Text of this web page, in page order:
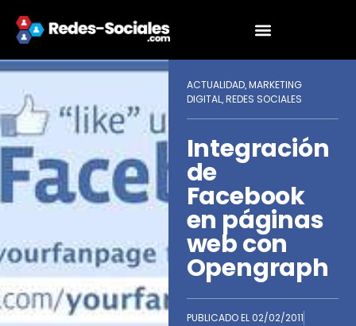
ACTUALIDAD, MARKETING
DIGITAL REDES SOCIALES
Integración
de
Facebook
en páginas
web con
Opengraph
PUBLICADO EL 02/02/2011